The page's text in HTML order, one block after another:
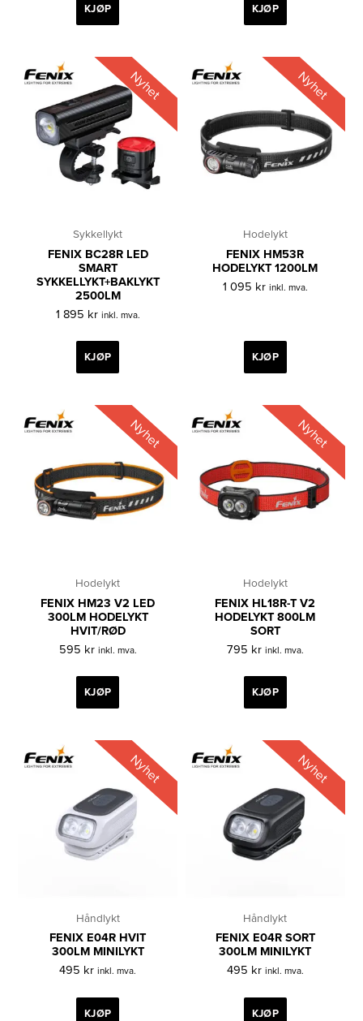
KJØP KJØP
Nyhet
Sykkellykt
FENIX BC28R LED
SMART
SYKKELLYKT+BAKLYKT
2500LM
1 895 kr inkl. mva.
KJØP
Nyhet
Hodelykt
FENIX HM53R
HODELYKT 1200LM
1 095 kr inkl. mva.
KJØP
Nyhet
Hodelykt
FENIX HM23 V2 LED
300LM HODELYKT
HVIT/RØD
595 kr inkl. mva.
KJØP
Nyhet
Hodelykt
FENIX HL18R-T V2
HODELYKT 800LM
SORT
795 kr inkl. mva.
KJØP
Nyhet
Håndlykt
FENIX E04R HVIT
300LM MINILYKT
495 kr inkl. mva.
KJØP
Nyhet
Håndlykt
FENIX E04R SORT
300LM MINILYKT
495 kr inkl. mva.
KJØP